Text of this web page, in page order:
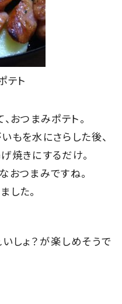
テト
おつまみポテト。
もを水にさらした後、
焼きにするだけ。
おつまみですね。
した。
しょ？が楽しめそうで